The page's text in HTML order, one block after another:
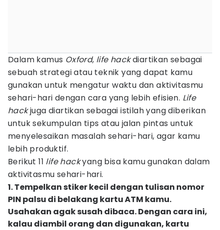
Dalam kamus Oxford, life hackdiartikan sebagai
sebuah strategi atau teknik yang dapat kamu
gunakan untuk mengatur waktu dan aktivitasmu
sehari-hari dengan cara yang lebih efisien. Life
hackjuga diartikan sebagai istilah yang diberikan
untuk sekumpulan tips atau jalan pintas untuk
menyelesaikan masalah sehari-hari, agar kamu
lebih produktif.
Berikut 11 life hackyang bisa kamu gunakan dalam
aktivitasmu sehari-hari.
1. Tempelkan stiker kecil dengan tulisan nomor
PIN palsu di belakang kartu ATM kamu.
Usahakan agak susah dibaca. Dengan cara ini,
kalau diambil orang dan digunakan, kartu